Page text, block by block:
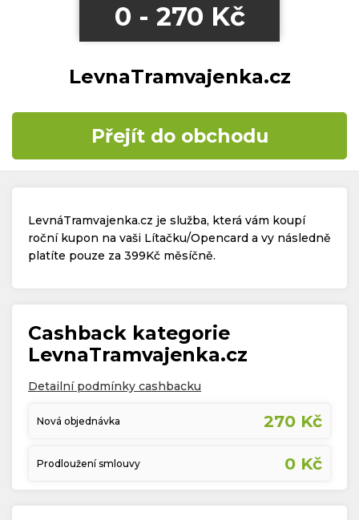
Jak to funguje
Časté dotazy
Kontakt
0 - 270 Kč
LevnaTramvajenka.cz
Přejít do obchodu
LevnáTramvajenka.cz je služba, která vám koupí
roční kupon na vaši Lítačku/Opencard a vy následně
platíte pouze za 399Kč měsíčně.
Cashback kategorie
LevnaTramvajenka.cz
Detailní podmínky cashbacku
Nová objednávka 270 Kč
Prodloužení smlouvy 0 Kč